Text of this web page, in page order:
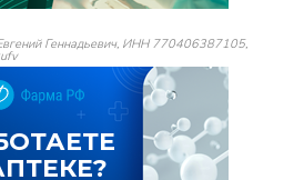
Геннадьевич, ИНН 770406387105,